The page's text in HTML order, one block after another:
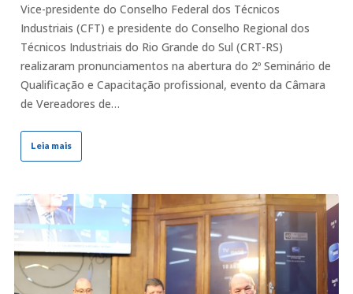
Vice-presidente do Conselho Federal dos Técnicos
Industriais (CFT) e presidente do Conselho Regional dos
Técnicos Industriais do Rio Grande do Sul (CRT-RS)
realizaram pronunciamentos na abertura do 2º Seminário de
Qualificação e Capacitação profissional, evento da Câmara
de Vereadores de…
Leia mais